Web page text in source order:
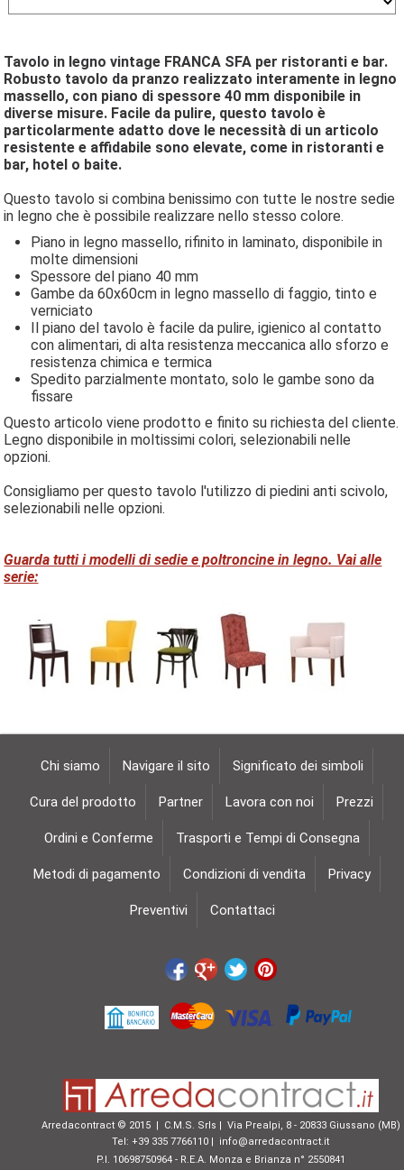
Tavolo in legno vintage FRANCA SFA per ristoranti e bar.
Robusto tavolo da pranzo realizzato interamente in legno
massello, con piano di spessore 40 mm disponibile in
diverse misure. Facile da pulire, questo tavolo è
particolarmente adatto dove le necessità di un articolo
resistente e affidabile sono elevate, come in ristoranti e
bar, hotel o baite.
Questo tavolo si combina benissimo con tutte le nostre sedie
in legno che è possibile realizzare nello stesso colore.
Piano in legno massello, rifinito in laminato, disponibile in
molte dimensioni
Spessore del piano 40 mm
Gambe da 60x60cm in legno massello di faggio, tinto e
verniciato
Il piano del tavolo è facile da pulire, igienico al contatto
con alimentari, di alta resistenza meccanica allo sforzo e
resistenza chimica e termica
Spedito parzialmente montato, solo le gambe sono da
fissare
Questo articolo viene prodotto e finito su richiesta del cliente.
Legno disponibile in moltissimi colori, selezionabili nelle
opzioni.
Consigliamo per questo tavolo l'utilizzo di piedini anti scivolo,
selezionabili nelle opzioni.
Guarda tutti i modelli di sedie e poltroncine in legno. Vai alle
serie:
Chi siamo Navigare il sito Significato dei simboli
Cura del prodotto Partner Lavora con noi Prezzi
Ordini e Conferme Trasporti e Tempi di Consegna
Metodi di pagamento Condizioni di vendita Privacy
Preventivi Contattaci
Arredacontract © 2015 | C.M.S. Srls | Via Prealpi, 8 - 20833 Giussano (MB)
Tel: +39 335 7766110 | info@arredacontract.it
P.I. 10698750964 - R.E.A. Monza e Brianza n° 2550841